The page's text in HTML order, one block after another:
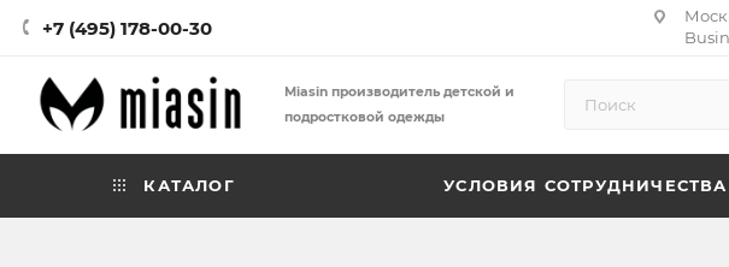
+7 (495) 178-00-30
Miasin производитель детской и
подростковой одежды
КАТАЛОГ УСЛОВИЯ СОТРУДНИЧЕСТВА